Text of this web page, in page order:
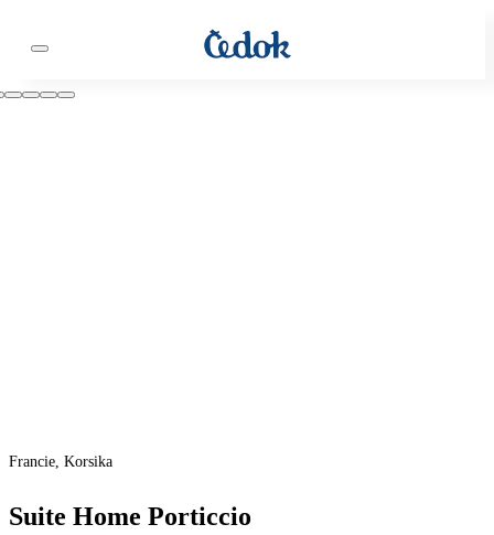
Francie, Korsika
Suite Home Porticcio